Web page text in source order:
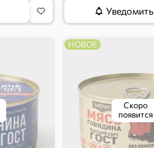
Уведомить
Скоро
появится
НОВОЕ